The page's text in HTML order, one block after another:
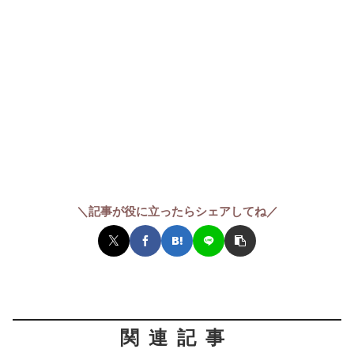
＼記事が役に立ったらシェアしてね／
関連記事